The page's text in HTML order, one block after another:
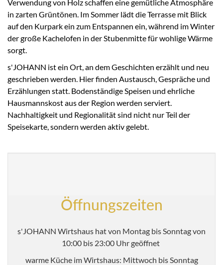
Verwendung von Holz schaffen eine gemütliche Atmosphäre
in zarten Grüntönen. Im Sommer lädt die Terrasse mit Blick
auf den Kurpark ein zum Entspannen ein, während im Winter
der große Kachelofen in der Stubenmitte für wohlige Wärme
sorgt.
s'JOHANN ist ein Ort, an dem Geschichten erzählt und neu
geschrieben werden. Hier finden Austausch, Gespräche und
Erzählungen statt. Bodenständige Speisen und ehrliche
Hausmannskost aus der Region werden serviert.
Nachhaltigkeit und Regionalität sind nicht nur Teil der
Speisekarte, sondern werden aktiv gelebt.
Öffnungszeiten
s'JOHANN Wirtshaus hat von Montag bis Sonntag von
10:00 bis 23:00 Uhr geöffnet
warme Küche im Wirtshaus: Mittwoch bis Sonntag